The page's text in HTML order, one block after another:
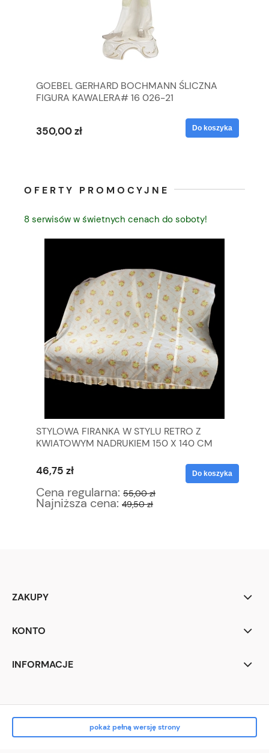
GOEBEL GERHARD BOCHMANN ŚLICZNA
FIGURA KAWALERA# 16 026-21
350,00 zł Do koszyka
OFERTY PROMOCYJNE
8 serwisów w świetnych cenach do soboty!
STYLOWA FIRANKA W STYLU RETRO Z
KWIATOWYM NADRUKIEM 150 X 140 CM
46,75 zł
Cena regularna: 55,00 zł
Najniższa cena: 49,50 zł
Do koszyka
ZAKUPY
KONTO
INFORMACJE
pokaż pełną wersję strony